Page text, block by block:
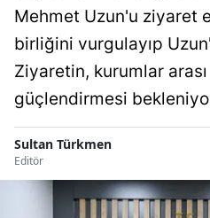
Mehmet Uzun'u ziyaret
birliğini vurgulayıp
Ziyaretin, kurumlar arası
güçlendirmesi
Sultan Türkmen
Editör